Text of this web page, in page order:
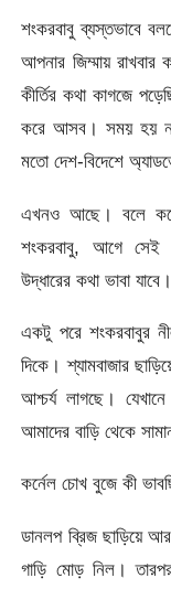
শংকরবাবু ব্যস্তভাবে
আপনার জিম্মায়
কীর্তির কথা কাগজে
করে আসব। সময় হয়
মতো দেশ-বিদেশে
এখনও আছে। বলে
শংকরবাবু, আগে সেই
উদ্ধারের কথা ভাবা যাবে।
একটু পরে শংকরবাবুর
দিকে। শ্যামবাজার
আশ্চর্য লাগছে।
আমাদের বাড়ি থেকে
কর্নেল চোখ বুজে কী
ডানলপ ব্রিজ ছাড়িয়ে
গাড়ি মোড় নিল।